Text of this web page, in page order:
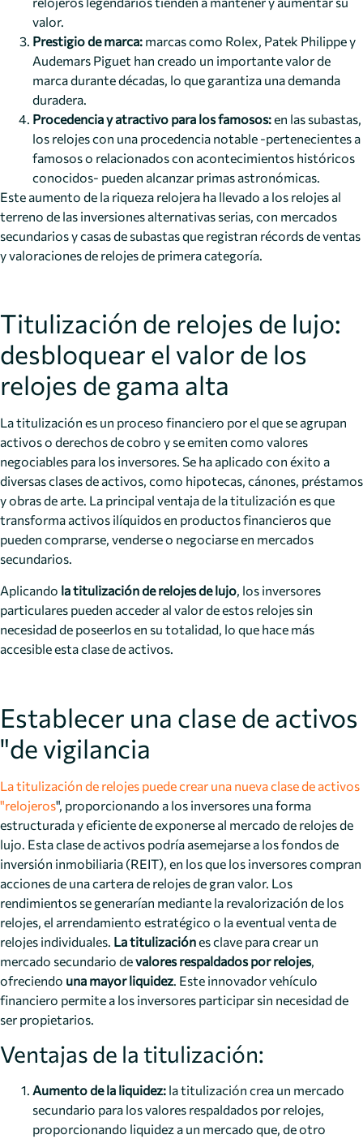
valor.
Prestigio de marca: marcas como Rolex, Patek Philippe y
Audemars Piguet han creado un importante valor de
marca durante décadas, lo que garantiza una demanda
duradera.
Procedencia y atractivo para los famosos:en las subastas,
los relojes con una procedencia notable -pertenecientes a
famosos o relacionados con acontecimientos históricos
conocidos- pueden alcanzar primas astronómicas.
Este aumento de la riqueza relojera ha llevado a los relojes al
terreno de las inversiones alternativas serias, con mercados
secundarios y casas de subastas que registran récords de ventas
y valoraciones de relojes de primera categoría.
Titulización de relojes de lujo:
desbloquear el valor de los
relojes de gama alta
La titulización es un proceso financiero por el que se agrupan
activos o derechos de cobro y se emiten como valores
negociables para los inversores. Se ha aplicado con éxito a
diversas clases de activos, como hipotecas, cánones, préstamos
y obras de arte. La principal ventaja de la titulización es que
transforma activos ilíquidos en productos financieros que
pueden comprarse, venderse o negociarse en mercados
secundarios.
Aplicando la titulización de relojes de lujo , los inversores
particulares pueden acceder al valor de estos relojes sin
necesidad de poseerlos en su totalidad, lo que hace más
accesible esta clase de activos.
Establecer una clase de activos
"de vigilancia
La titulización de relojes puede crear una nueva clase de activos
"relojeros", proporcionando a los inversores una forma
estructurada y eficiente de exponerse al mercado de relojes de
lujo. Esta clase de activos podría asemejarse a los fondos de
inversión inmobiliaria (REIT), en los que los inversores compran
acciones de una cartera de relojes de gran valor. Los
rendimientos se generarían mediante la revalorización de los
relojes, el arrendamiento estratégico o la eventual venta de
relojes individuales. La titulizaciónes clave para crear un
mercado secundario devalores respaldados por relojes,
ofreciendo una mayor liquidez . Este innovador vehículo
financiero permite a los inversores participar sin necesidad de
ser propietarios.
Ventajas de la titulización:
Aumento de la liquidez: la titulización crea un mercado
secundario para los valores respaldados por relojes,
proporcionando liquidez a un mercado que, de otro